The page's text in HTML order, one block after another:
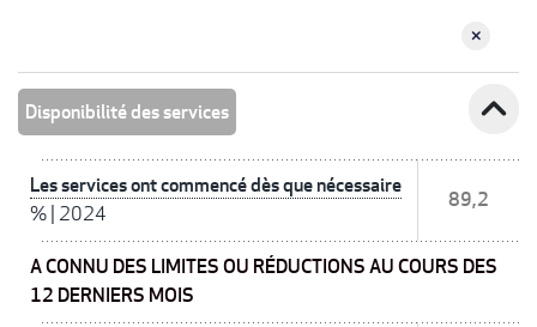
Disponibilité des services expand_less
Les services ont commencé dès que nécessaire
% 2024
89,2
A CONNU DES LIMITES OU RÉDUCTIONS AU COURS DES
12 DERNIERS MOIS